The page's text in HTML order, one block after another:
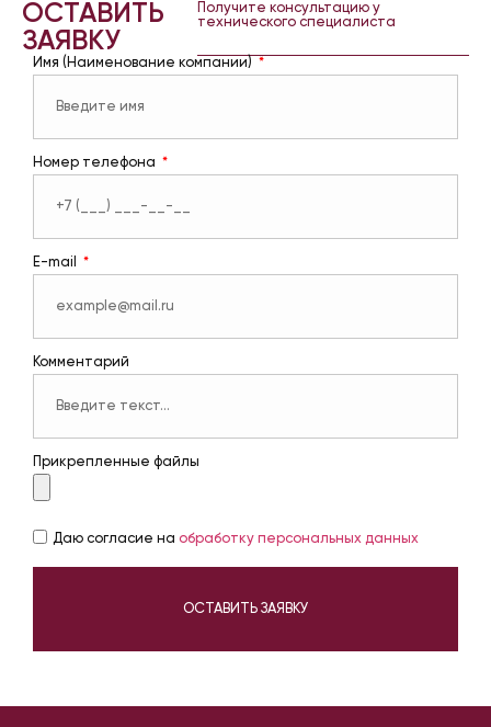
ОСТАВИТЬ
ЗАЯВКУ
Получите консультацию у
технического специалиста
Имя (Наименование компании)
Номер телефона
E-mail
Комментарий
Прикрепленные файлы
Даю согласие на обработку персональных данных
ОСТАВИТЬ ЗАЯВКУ